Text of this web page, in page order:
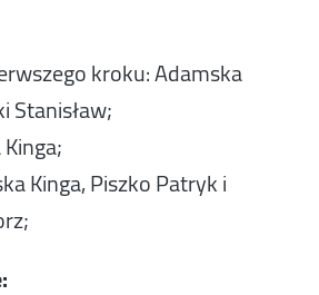
kroku: Adamska
Stanisław;
Kinga, Piszko Patryk i